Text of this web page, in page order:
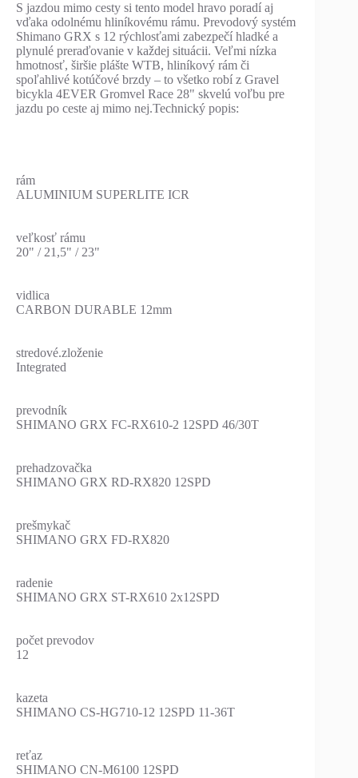
S jazdou mimo cesty si tento model hravo poradí aj
vďaka odolnému hliníkovému rámu. Prevodový systém
Shimano GRX s 12 rýchlosťami zabezpečí hladké a
plynulé preraďovanie v každej situácii. Veľmi nízka
hmotnosť, širšie plášte WTB, hliníkový rám či
spoľahlivé kotúčové brzdy – to všetko robí z Gravel
bicykla 4EVER Gromvel Race 28" skvelú voľbu pre
jazdu po ceste aj mimo nej.Technický popis:
rám
ALUMINIUM SUPERLITE ICR
veľkosť rámu
20" / 21,5" / 23"
vidlica
CARBON DURABLE 12mm
stredové.zloženie
Integrated
prevodník
SHIMANO GRX FC-RX610-2 12SPD 46/30T
prehadzovačka
SHIMANO GRX RD-RX820 12SPD
prešmykač
SHIMANO GRX FD-RX820
radenie
SHIMANO GRX ST-RX610 2x12SPD
počet prevodov
12
kazeta
SHIMANO CS-HG710-12 12SPD 11-36T
reťaz
SHIMANO CN-M6100 12SPD